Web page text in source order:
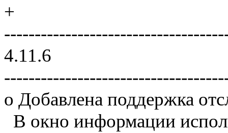
+
4.11.6
o Добавлена поддержка
В окно информации